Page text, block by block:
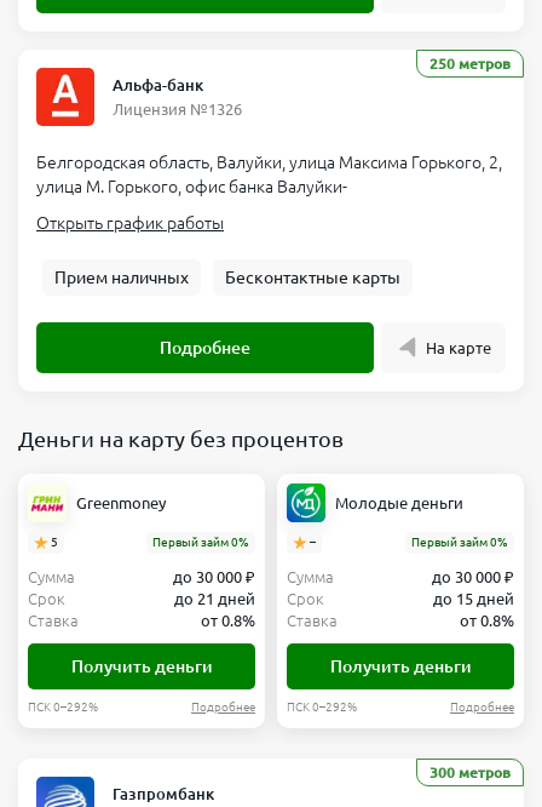
250 метров
Альфа-банк
Лицензия №1326
Белгородская область, Валуйки, улица Максима Горького, 2,
улица М. Горького, офис банка Валуйки-
Открыть график работы
Прием наличных Бесконтактные карты
Подробнее На карте
Деньги на карту без процентов
Greenmoney
5 Первый займ 0%
Сумма
до 30 000 ₽
Срок
до 21 дней
Ставка
от 0.8%
Получить деньги
ПСК 0–292% Подробнее
Молодые деньги
– Первый займ 0%
Сумма
до 30 000 ₽
Срок
до 15 дней
Ставка
от 0.8%
Получить деньги
ПСК 0–292% Подробнее
300 метров
Газпромбанк